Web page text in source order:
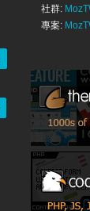
社群:
專案: